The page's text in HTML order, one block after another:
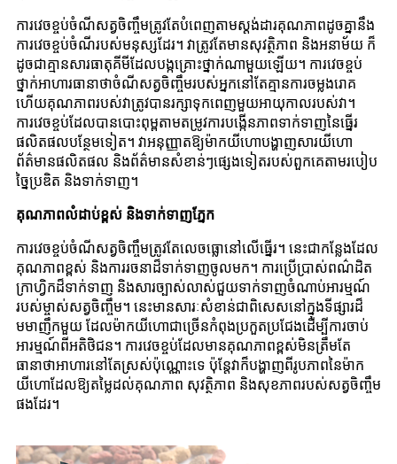
ការវេចខ្ចប់ចំណីសត្វចិញ្ចឹមត្រូវតែបំពេញតាមស្តង់ដារគុណភាពដូចគ្នានឹង
ការវេចខ្ចប់ចំណីរបស់មនុស្សដែរ។ វាត្រូវតែមានសុវត្ថិភាព និងអនាម័យ ក៏
ដូចជាគ្មានសារធាតុគីមីដែលបង្កគ្រោះថ្នាក់ណាមួយឡើយ។ ការវេចខ្ចប់
ថ្នាក់អាហារធានាថាចំណីសត្វចិញ្ចឹមរបស់អ្នកនៅតែគ្មានការចម្លងរោគ
ហើយគុណភាពរបស់វាត្រូវបានរក្សាទុកពេញមួយអាយុកាលរបស់វា។
ការវេចខ្ចប់ដែលបានបោះពុម្ពតាមតម្រូវការបង្កើនភាពទាក់ទាញនៃធ្នើរ
ផលិតផលបន្ថែមទៀត។ វាអនុញ្ញាតឱ្យម៉ាកយីហោបង្ហាញសារយីហោ
ព័ត៌មានផលិតផល និងព័ត៌មានសំខាន់ៗផ្សេងទៀតរបស់ពួកគេតាមរបៀប
ច្នៃប្រឌិត និងទាក់ទាញ។
គុណភាពលំដាប់ខ្ពស់ និងទាក់ទាញភ្នែក
ការវេចខ្ចប់ចំណីសត្វចិញ្ចឹមត្រូវតែលេចធ្លោនៅលើធ្នើរ។ នេះជាកន្លែងដែល
គុណភាពខ្ពស់ និងការរចនាដ៏ទាក់ទាញចូលមក។ ការប្រើប្រាស់ពណ៌ដិត
ក្រាហ្វិកដ៏ទាក់ទាញ និងសារច្បាស់លាស់ជួយទាក់ទាញចំណាប់អារម្មណ៍
របស់ម្ចាស់សត្វចិញ្ចឹម។ នេះមានសារៈសំខាន់ជាពិសេសនៅក្នុងទីផ្សារដ៏
មមាញឹកមួយ ដែលម៉ាកយីហោជាច្រើនកំពុងប្រកួតប្រជែងដើម្បីការចាប់
អារម្មណ៍ពីអតិថិជន។ ការវេចខ្ចប់ដែលមានគុណភាពខ្ពស់មិនត្រឹមតែ
ធានាថាអាហារនៅតែស្រស់ប៉ុណ្ណោះទេ ប៉ុន្តែវាក៏បង្ហាញពីរូបភាពនៃម៉ាក
យីហោដែលឱ្យតម្លៃដល់គុណភាព សុវត្ថិភាព និងសុខភាពរបស់សត្វចិញ្ចឹម
ផងដែរ។